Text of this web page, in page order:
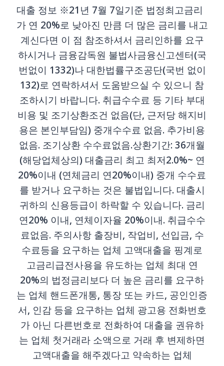
대출 정보 ※21년 7월 7일기준 법정최고금리
가 연 20%로 낮아진 만큼 더 많은 금리를 내고
계신다면 이 점 참조하셔서 금리인하를 요구
하시거나 금융감독원 불법사금융신고센터(국
번없이 1332)나 대한법률구조공단(국번 없이
132)로 연락하셔서 도움받으실 수 있으니 참
조하시기 바랍니다. 취급수수료 등 기타 부대
비용 및 조기상환조건 없음(단, 근저당 해지비
용은 본인부담임) 중개수수료 없음. 추가비용
없음. 조기상환 수수료없음.상환기간: 36개월
(해당업체상의) 대출금리 최고 최저2.0%~ 연
20%이내 (연체금리 연20%이내) 중개 수수료
를 받거나 요구하는 것은 불법입니다. 대출시
귀하의 신용등급이 하락할 수 있습니다. 금리
연20% 이내, 연체이자율 20%이내. 취급수수
료없음. 주의사항 출장비, 작업비, 선입금, 수
수료등을 요구하는 업체 고액대출을 핑계로
고금리급전사용을 유도하는 업체 최대 연
20%의 법정금리보다 더 높은 금리를 요구하
는 업체 핸드폰개통, 통장 또는 카드, 공인인증
서, 인감 등을 요구하는 업체 광고용 전화번호
가 아닌 다른번호로 전화하여 대출을 권유하
는 업체 첫거래라 소액으로 거래 후 변제하면
고액대출을 해주겠다고 약속하는 업체